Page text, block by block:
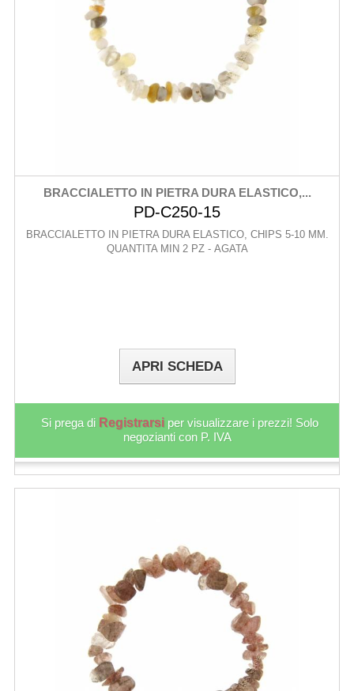
BRACCIALETTO IN PIETRA DURA ELASTICO,...
PD-C250-15
BRACCIALETTO IN PIETRA DURA ELASTICO, CHIPS 5-10 MM.
QUANTITA MIN 2 PZ - AGATA
APRI SCHEDA
Si prega di Registrarsi per visualizzare i prezzi! Solo
negozianti con P. IVA